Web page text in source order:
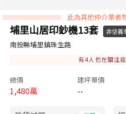
此為其他仲介業者
埔里山居印鈔機13套 非信義
南投縣埔里鎮珠生路
有4人也在關注
總價
1,480萬
建坪單價
--